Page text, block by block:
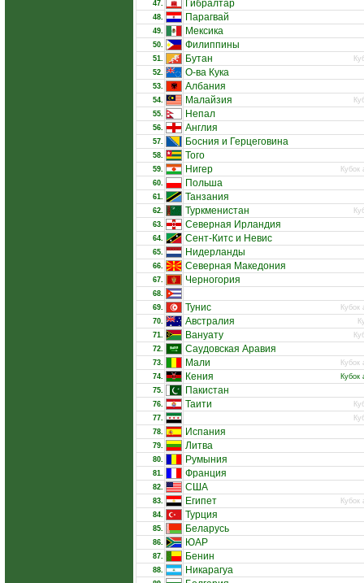
47. Гибралтар
48. Парагвай
49. Мексика
50. Филиппины
51. Бутан
52.
О-ва Кука
53. Албания
54. Малайзия
55.
Непал
56. Англия
57. Босния и Герцеговина
58. Того
59. Нигер
Кубок
60.
Польша
61. Танзания
62. Туркменистан
63.
Северная Ирландия
64. Сент-Китс и Невис
65. Нидерланды
66. Северная Македония
67. Черногория
68.
69.
Тунис
Кубок
70.
Австралия
71.
Вануату
72.
Саудовская Аравия
73. Мали
Кубок
74.
Кения
Кубок
75.
Пакистан
76. Таити
77.
78.
Испания
79. Литва
80. Румыния
81. Франция
82. США
83. Египет
Кубок
84.
Турция
85. Беларусь
86. ЮАР
87. Бенин
88. Никарагуа